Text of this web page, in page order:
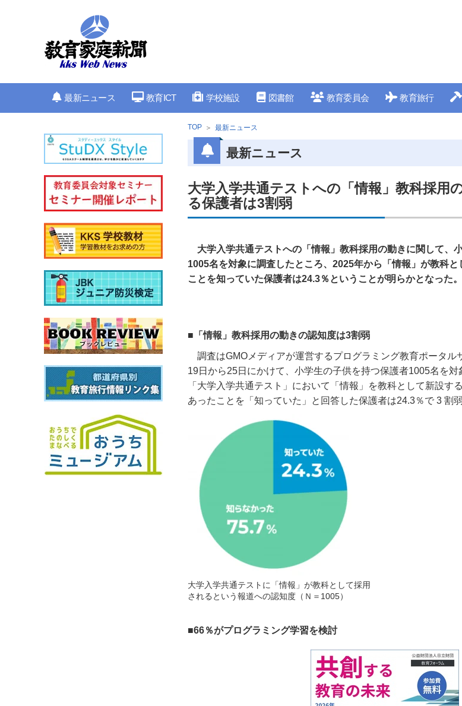
最新ニュース 教育ICT 学校施設 図書館 教育委員会 教育旅行
TOP 最新ニュース
最新ニュース
大学入学共通テストへの「情報」教科採用
る保護者は3割弱
大学入学共通テストへの「情報」教科採用の動きに関して、
1005名を対象に調査したところ、2025年から「情報」が教科
ことを知っていた保護者は24.3％ということが明らかとなった。
■「情報」教科採用の動きの認知度は3割弱
調査はGMO メディアが運営するプログラミング教育ポータル
19日から25日にかけて、小学生の子供を持つ保護者1005名を対
「大学入学共通テスト」において「情報」を教科として新設す
あったことを「知っていた」と回答した保護者は24.3％で 3 割
大学入学共通テストに「情報」が教科として採用
されるという報道への認知度（Ｎ＝1005）
■66％がプログラミング学習を検討